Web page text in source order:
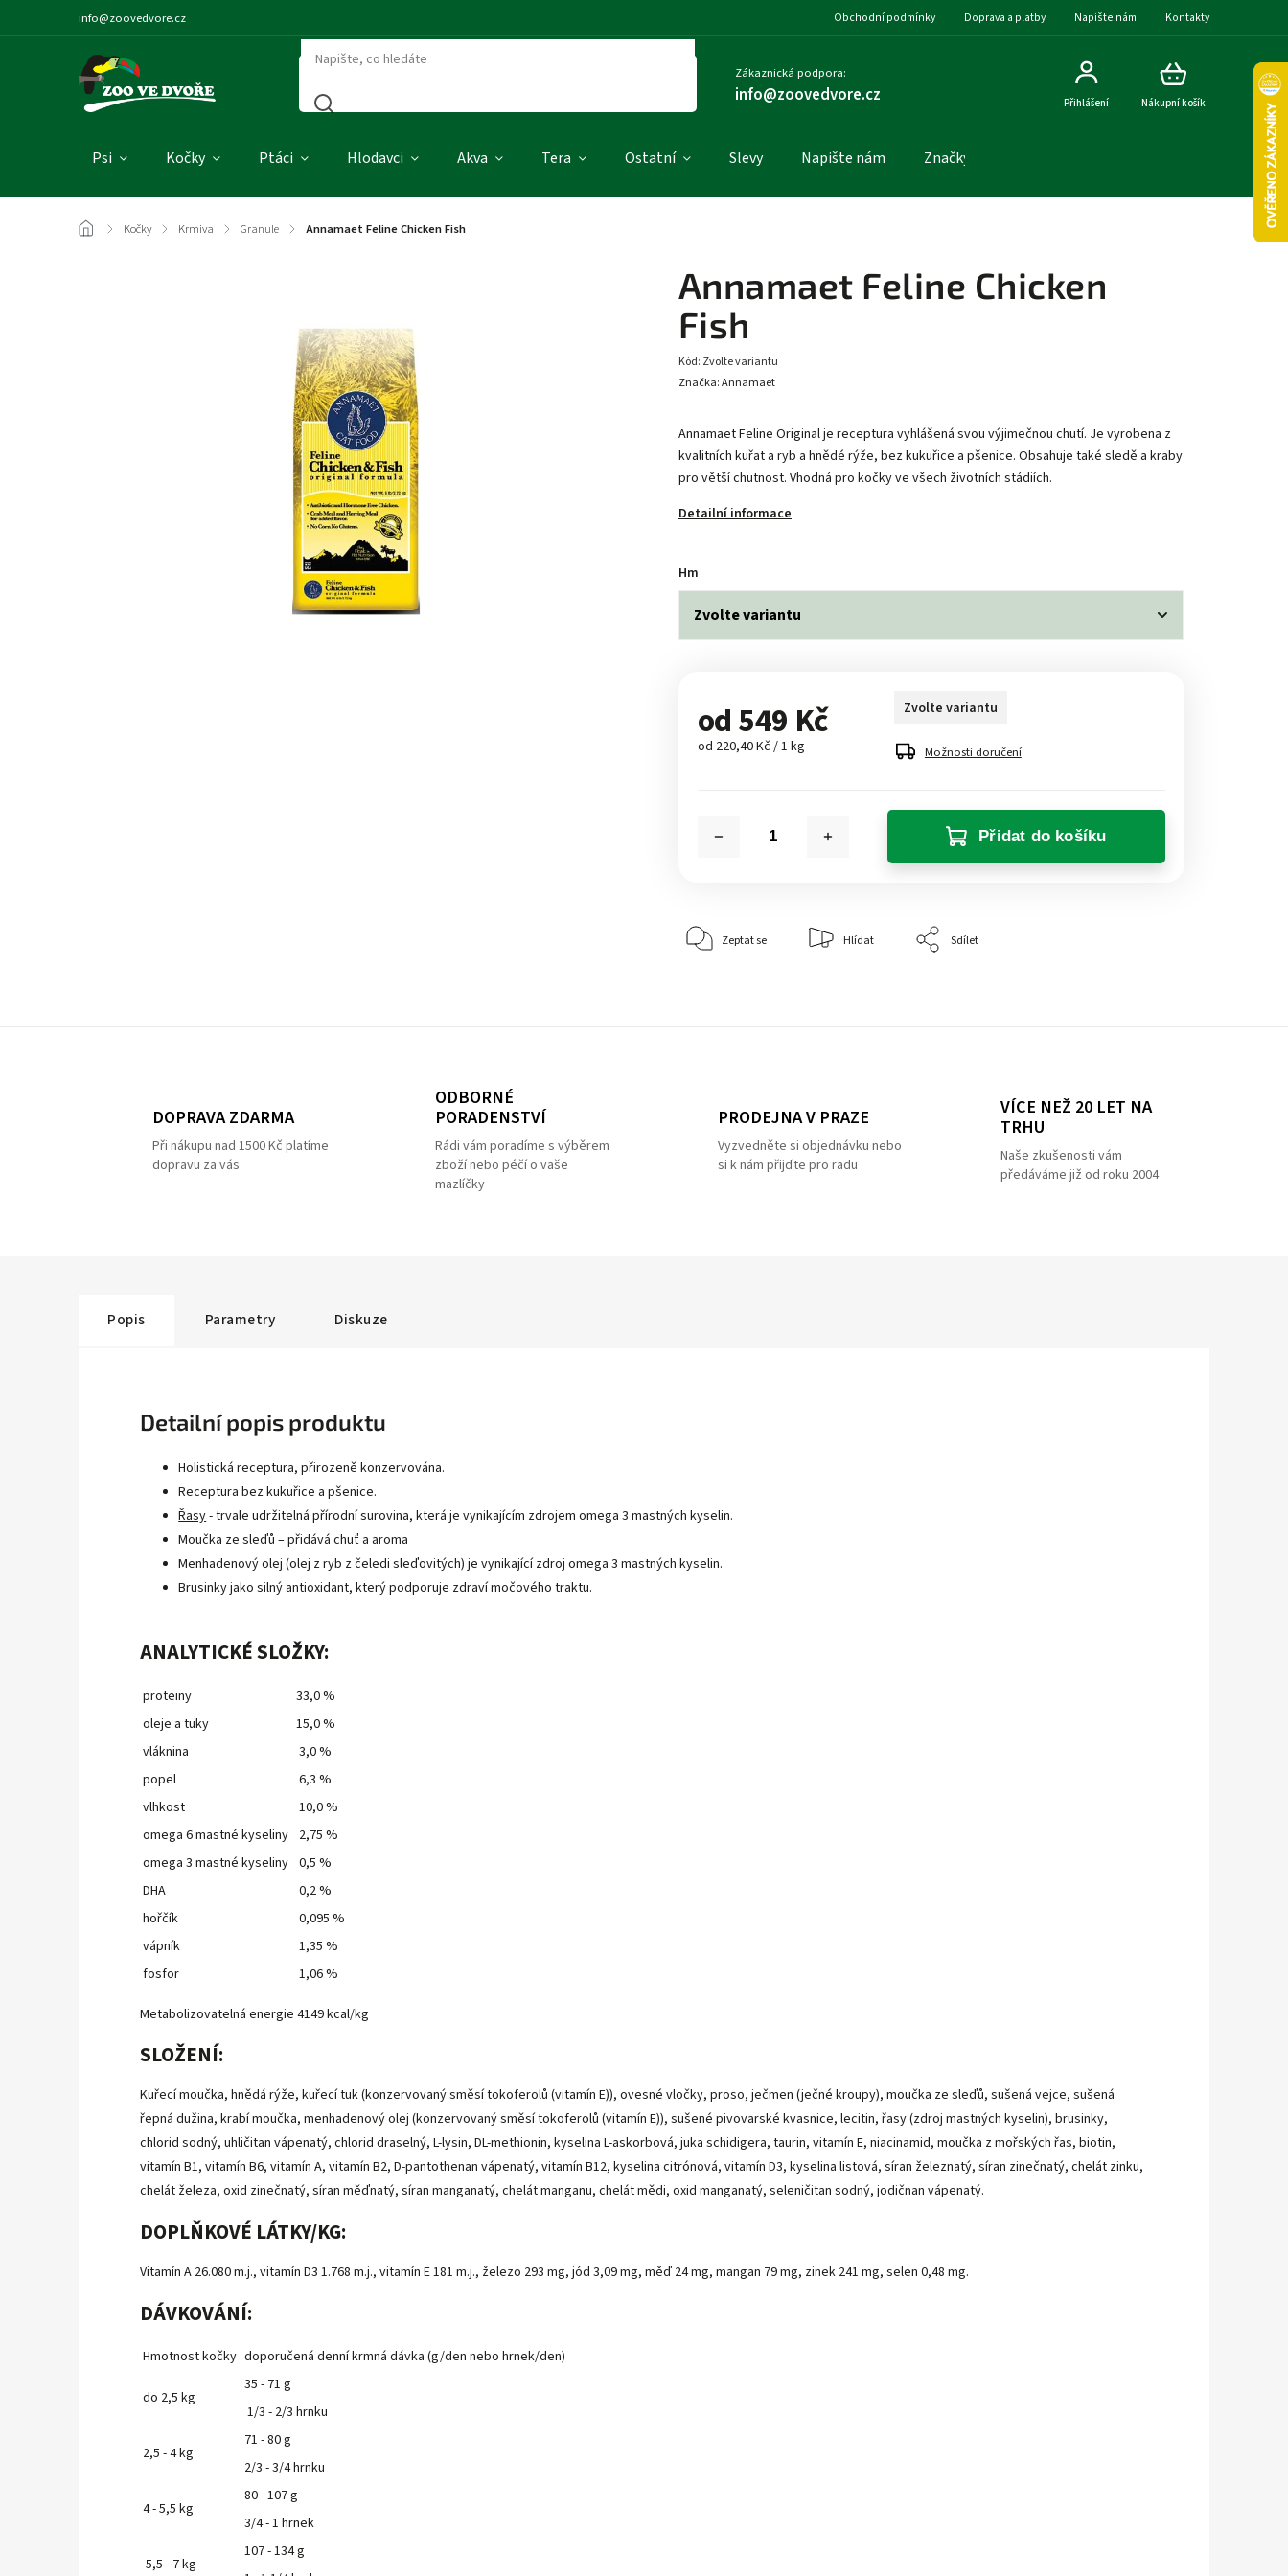
info@zoovedvore.cz Obchodní podmínky Doprava a platby Napište nám Kontakty
Zákaznická podpora:
info@zoovedvore.cz Nákupní košík
Přihlášení
Psi Kočky Ptáci Hlodavci Akva Tera Ostatní Slevy Napište nám Značky
/ Kočky / Krmiva / Granule / Annamaet Feline Chicken Fish
Annamaet Feline Chicken
Fish
Kód: Zvolte variantu
Annamaet Feline Original je receptura vyhlášená svou výjimečnou chutí. Je vyrobena z
kvalitních kuřat a ryb a hnědé rýže, bez kukuřice a pšenice. Obsahuje také sledě a kraby
pro větší chutnost. Vhodná pro kočky ve všech životních stádiích.
Detailní informace
Značka:Annamaet
Hm
od549 Kč
od 220,40 Kč / 1 kg
Zvolte variantu
Možnosti doručení
Přidat do košíku
Zeptat se Hlídat Sdílet
DOPRAVA ZDARMA
Při nákupu nad 1500 Kč platíme
dopravu za vás
ODBORNÉ
PORADENSTVÍ
Rádi vám poradíme s výběrem
zboží nebo péčí o vaše
mazlíčky
PRODEJNA V PRAZE
Vyzvedněte si objednávku nebo
si k nám přijďte pro radu
VÍCE NEŽ 20 LET NA
TRHU
Naše zkušenosti vám
předáváme již od roku 2004
Popis Parametry Diskuze
Detailní popis produktu
Holistická receptura, přirozeně konzervována.
Receptura bez kukuřice a pšenice.
Řasy- trvale udržitelná přírodní surovina, která je vynikajícím zdrojem omega 3 mastných kyselin.
Moučka ze sleďů – přidává chuť a aroma
Menhadenový olej (olej z ryb z čeledi sleďovitých) je vynikající zdroj omega 3 mastných kyselin.
Brusinky jako silný antioxidant, který podporuje zdraví močového traktu.
ANALYTICKÉ SLOŽKY:
proteiny
33,0 %
oleje a tuky
15,0 %
vláknina
3,0 %
popel
6,3 %
vlhkost
10,0 %
omega 6 mastné kyseliny 2,75 %
omega 3 mastné kyseliny 0,5 %
DHA
0,2 %
hořčík
0,095 %
vápník
1,35 %
fosfor
1,06 %
Metabolizovatelná energie 4149 kcal/kg
SLOŽENÍ:
Kuřecí moučka, hnědá rýže, kuřecí tuk (konzervovaný směsí tokoferolů (vitamín E)), ovesné vločky, proso, ječmen (ječné kroupy), moučka ze sleďů, sušená vejce, sušená
řepná dužina, krabí moučka, menhadenový olej (konzervovaný směsí tokoferolů (vitamín E)), sušené pivovarské kvasnice, lecitin, řasy (zdroj mastných kyselin), brusinky,
chlorid sodný, uhličitan vápenatý, chlorid draselný, L-lysin, DL-methionin, kyselina L-askorbová, juka schidigera, taurin, vitamín E, niacinamid, moučka z mořských řas, biotin,
vitamín B1, vitamín B6, vitamín A, vitamín B2, D-pantothenan vápenatý, vitamín B12, kyselina citrónová, vitamín D3, kyselina listová, síran železnatý, síran zinečnatý, chelát zinku,
chelát železa, oxid zinečnatý, síran měďnatý, síran manganatý, chelát manganu, chelát mědi, oxid manganatý, seleničitan sodný, jodičnan vápenatý.
DOPLŇKOVÉ LÁTKY/KG:
Vitamín A 26.080 m.j., vitamín D3 1.768 m.j., vitamín E 181 m.j., železo 293 mg, jód 3,09 mg, měď 24 mg, mangan 79 mg, zinek 241 mg, selen 0,48 mg.
DÁVKOVÁNÍ:
Hmotnost kočky doporučená denní krmná dávka (g/den nebo hrnek/den)
do 2,5 kg
35 - 71 g
1/3 - 2/3 hrnku
2,5 - 4 kg
71 - 80 g
2/3 - 3/4 hrnku
4 - 5,5 kg
80 - 107 g
3/4 - 1 hrnek
5,5 - 7 kg
107 - 134 g